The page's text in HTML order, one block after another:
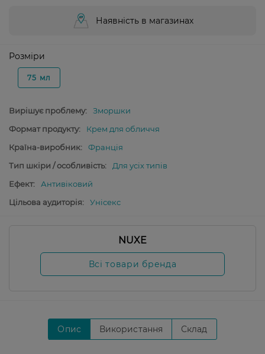
Наявність в магазинах
Розміри
75 мл
Вирішує проблему:
Зморшки
Формат продукту:
Крем для обличчя
Країна-виробник:
Франція
Тип шкіри / особливість:
Для усіх типів
Ефект:
Антивіковий
Цільова аудиторія:
Унісекс
NUXE
Всі товари бренда
Опис Використання Склад